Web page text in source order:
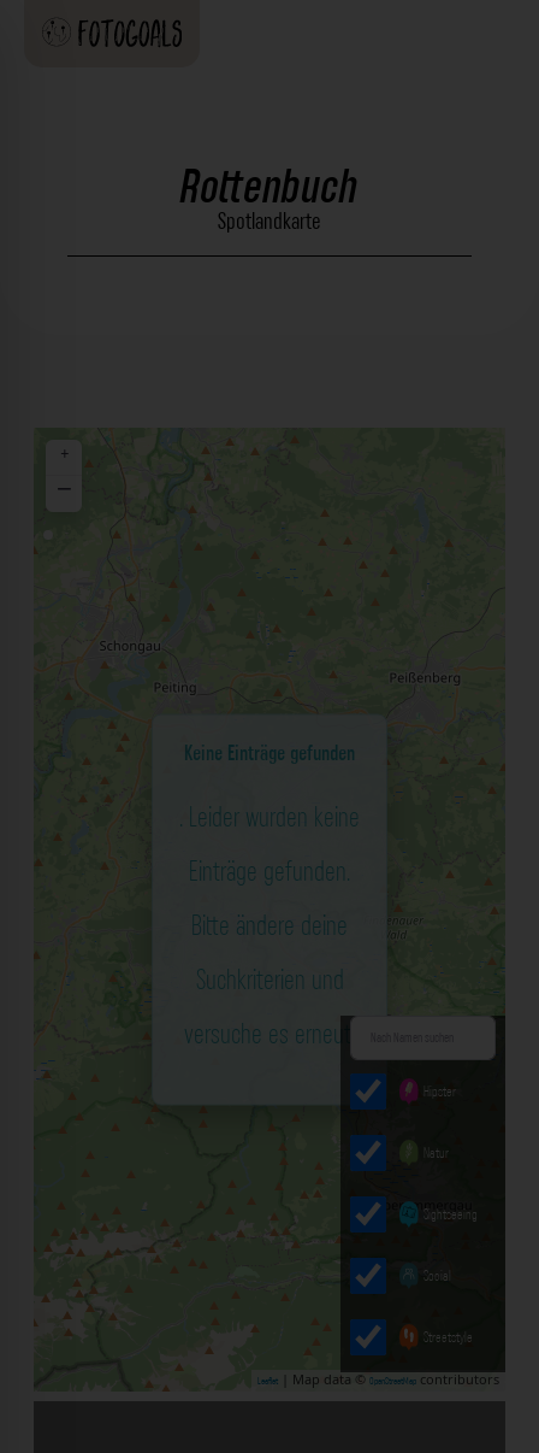
Rottenbuch
Spotlandkarte
+
−
Leaflet | Map data © OpenStreetMap contributors
Keine Einträge gefunden
. Leider wurden keine
Einträge gefunden.
Bitte ändere deine
Suchkriterien und
versuche es erneut.
Hipster
Natur
Sightseeing
Social
Streetstyle